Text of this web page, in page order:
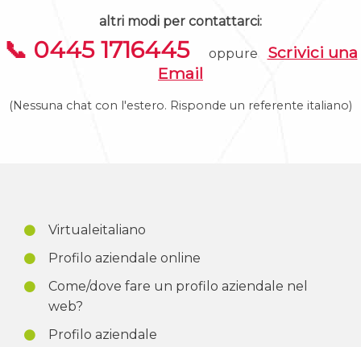
altri modi per contattarci:
📞 0445 1716445 oppure Scrivici una
Email
(Nessuna chat con l'estero. Risponde un referente italiano)
Virtualeitaliano
Profilo aziendale online
Come/dove fare un profilo aziendale nel
web?
Profilo aziendale